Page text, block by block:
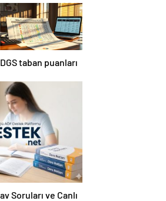
DGS taban puanları
Soruları ve Canlı